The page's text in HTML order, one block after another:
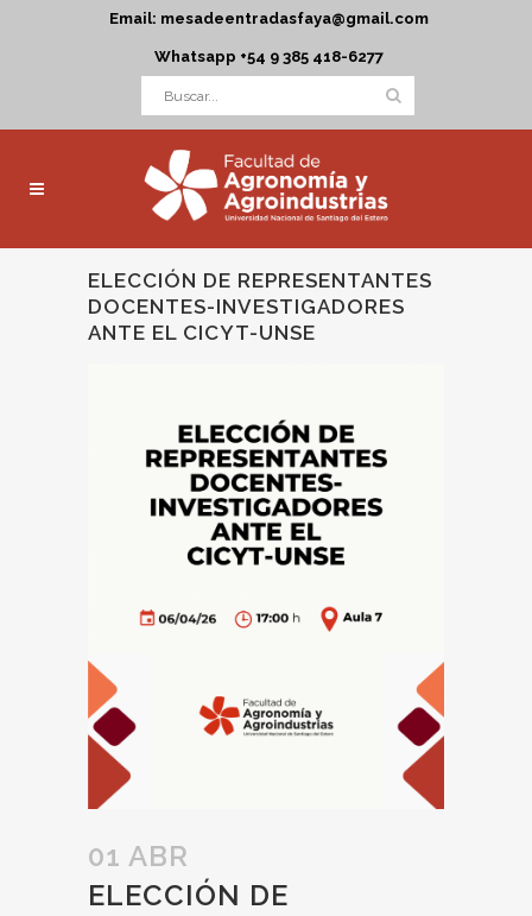
Email: mesadeentradasfaya@gmail.com
Whatsapp +54 9 385 418-6277
ELECCIÓN DE REPRESENTANTES
DOCENTES-INVESTIGADORES
ANTE EL CICYT-UNSE
01 ABR
ELECCIÓN DE